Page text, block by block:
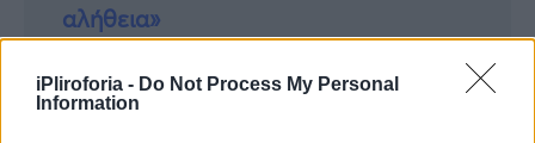
iPliroforia - Do Not Process My Personal
Information
αλήθεια»